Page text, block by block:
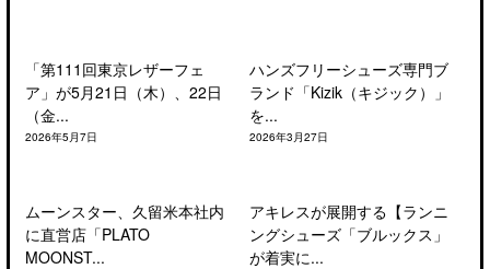
「第111回東京レザーフェ
ア」が5月21日（木）、22日
（金...
2026年5月7日
ハンズフリーシューズ専門ブ
ランド「Kizik（キジック）」
を...
2026年3月27日
ムーンスター、久留米本社内
に直営店「PLATO
MOONST...
アキレスが展開する【ランニ
ングシューズ「ブルックス」
が着実に...